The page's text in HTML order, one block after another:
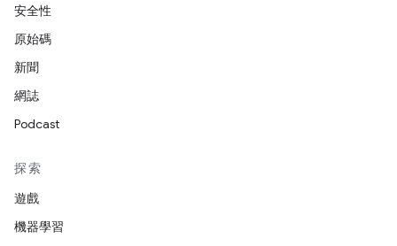
安全性
原始碼
新聞
網誌
Podcast
探索
遊戲
機器學習